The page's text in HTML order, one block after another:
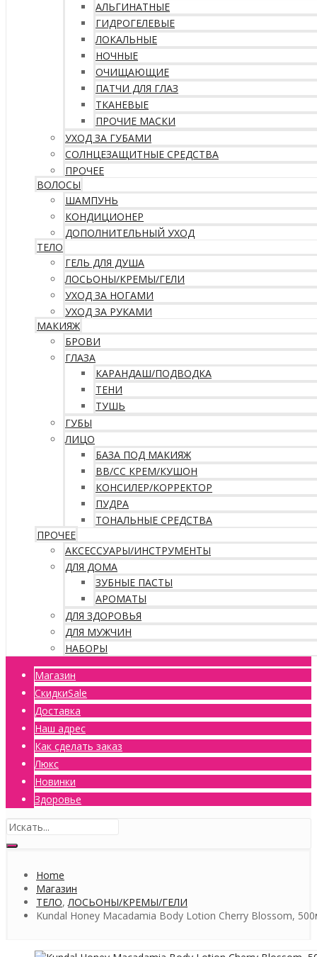
АЛЬГИНАТНЫЕ
ГИДРОГЕЛЕВЫЕ
ЛОКАЛЬНЫЕ
НОЧНЫЕ
ОЧИЩАЮЩИЕ
ПАТЧИ ДЛЯ ГЛАЗ
ТКАНЕВЫЕ
ПРОЧИЕ МАСКИ
УХОД ЗА ГУБАМИ
СОЛНЦЕЗАЩИТНЫЕ СРЕДСТВА
ПРОЧЕЕ
ВОЛОСЫ
ШАМПУНЬ
КОНДИЦИОНЕР
ДОПОЛНИТЕЛЬНЫЙ УХОД
ТЕЛО
ГЕЛЬ ДЛЯ ДУША
ЛОСЬОНЫ/КРЕМЫ/ГЕЛИ
УХОД ЗА НОГАМИ
УХОД ЗА РУКАМИ
МАКИЯЖ
БРОВИ
ГЛАЗА
КАРАНДАШ/ПОДВОДКА
ТЕНИ
ТУШЬ
ГУБЫ
ЛИЦО
БАЗА ПОД МАКИЯЖ
ВВ/CC КРЕМ/КУШОН
КОНСИЛЕР/КОРРЕКТОР
ПУДРА
ТОНАЛЬНЫЕ СРЕДСТВА
ПРОЧЕЕ
АКСЕССУАРЫ/ИНСТРУМЕНТЫ
ДЛЯ ДОМА
ЗУБНЫЕ ПАСТЫ
АРОМАТЫ
ДЛЯ ЗДОРОВЬЯ
ДЛЯ МУЖЧИН
НАБОРЫ
Магазин
СкидкиSale
Доставка
Наш адрес
Как сделать заказ
Люкс
Новинки
Здоровье
Home
Магазин
ТЕЛО,ЛОСЬОНЫ/КРЕМЫ/ГЕЛИ
Kundal Honey Macadamia Body Lotion Cherry Blossom,